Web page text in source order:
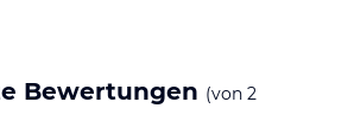
Bewertungen (von 2